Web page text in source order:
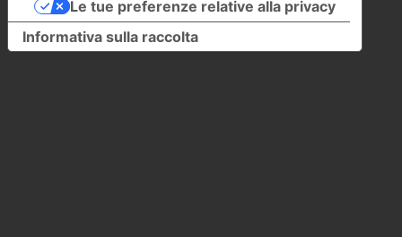
Informativa sulla raccolta
Le tue preferenze relative alla privacy